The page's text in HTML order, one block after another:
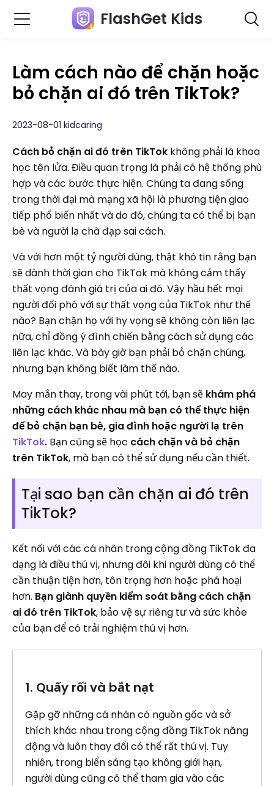
FlashGet Kids
Làm cách nào để chặn hoặc
bỏ chặn ai đó trên TikTok?
2023-08-01 kidcaring
Cách bỏ chặn ai đó trên TikTok không phải là khoa
học tên lửa. Điều quan trọng là phải có hệ thống phù
hợp và các bước thực hiện. Chúng ta đang sống
trong thời đại mà mạng xã hội là phương tiện giao
tiếp phổ biến nhất và do đó, chúng ta có thể bị bạn
bè và người lạ chà đạp sai cách.
Và với hơn một tỷ người dùng, thật khó tin rằng bạn
sẽ dành thời gian cho TikTok mà không cảm thấy
thất vọng đánh giá trị của ai đó. Vậy hầu hết mọi
người đối phó với sự thất vọng của TikTok như thế
nào? Bạn chặn họ với hy vọng sẽ không còn liên lạc
nữa, chỉ đồng ý đình chiến bằng cách sử dụng các
liên lạc khác. Và bây giờ bạn phải bỏ chặn chúng,
nhưng bạn không biết làm thế nào.
May mắn thay, trong vài phút tới, bạn sẽ khám phá
những cách khác nhau mà bạn có thể thực hiện
để bỏ chặn bạn bè, gia đình hoặc người lạ trên
TikTok. Bạn cũng sẽ học cách chặn và bỏ chặn
trên TikTok, mà bạn có thể sử dụng nếu cần thiết.
Tại sao bạn cần chặn ai đó trên
TikTok?
Kết nối với các cá nhân trong cộng đồng TikTok đa
dạng là điều thú vị, nhưng đôi khi người dùng có thể
cần thuận tiện hơn, tôn trọng hơn hoặc phá hoại
hơn. Bạn giành quyền kiểm soát bằng cách chặn
ai đó trên TikTok, bảo vệ sự riêng tư và sức khỏe
của bạn để có trải nghiệm thú vị hơn.
1. Quấy rối và bắt nạt
Gặp gỡ những cá nhân có nguồn gốc và sở
thích khác nhau trong cộng đồng TikTok năng
động và luôn thay đổi có thể rất thú vị. Tuy
nhiên, trong biển sáng tạo không giới hạn,
người dùng cũng có thể tham gia vào các